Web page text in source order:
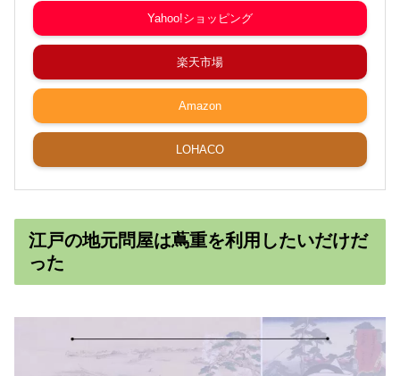
Yahoo!ショッピング
楽天市場
Amazon
LOHACO
江戸の地元問屋は蔦重を利用したいだけだ
った